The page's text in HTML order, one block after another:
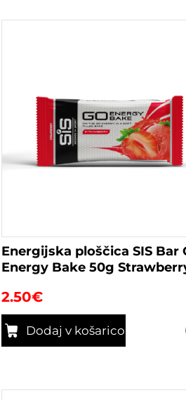
Energijska ploščica SIS Bar
Energy Bake 50g
2.50€
Dodaj v košarico